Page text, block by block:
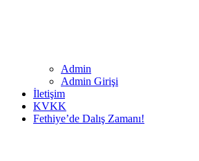
Admin
Admin Girişi
İletişim
KVKK
Fethiye’de Dalış Zamanı!